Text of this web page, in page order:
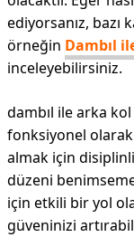
ediyorsanız, bazı
örneğin Dambıl
inceleyebilirsiniz.
dambıl ile arka
fonksiyonel olarak
almak için
düzeni
için etkili bir yol
güveninizi